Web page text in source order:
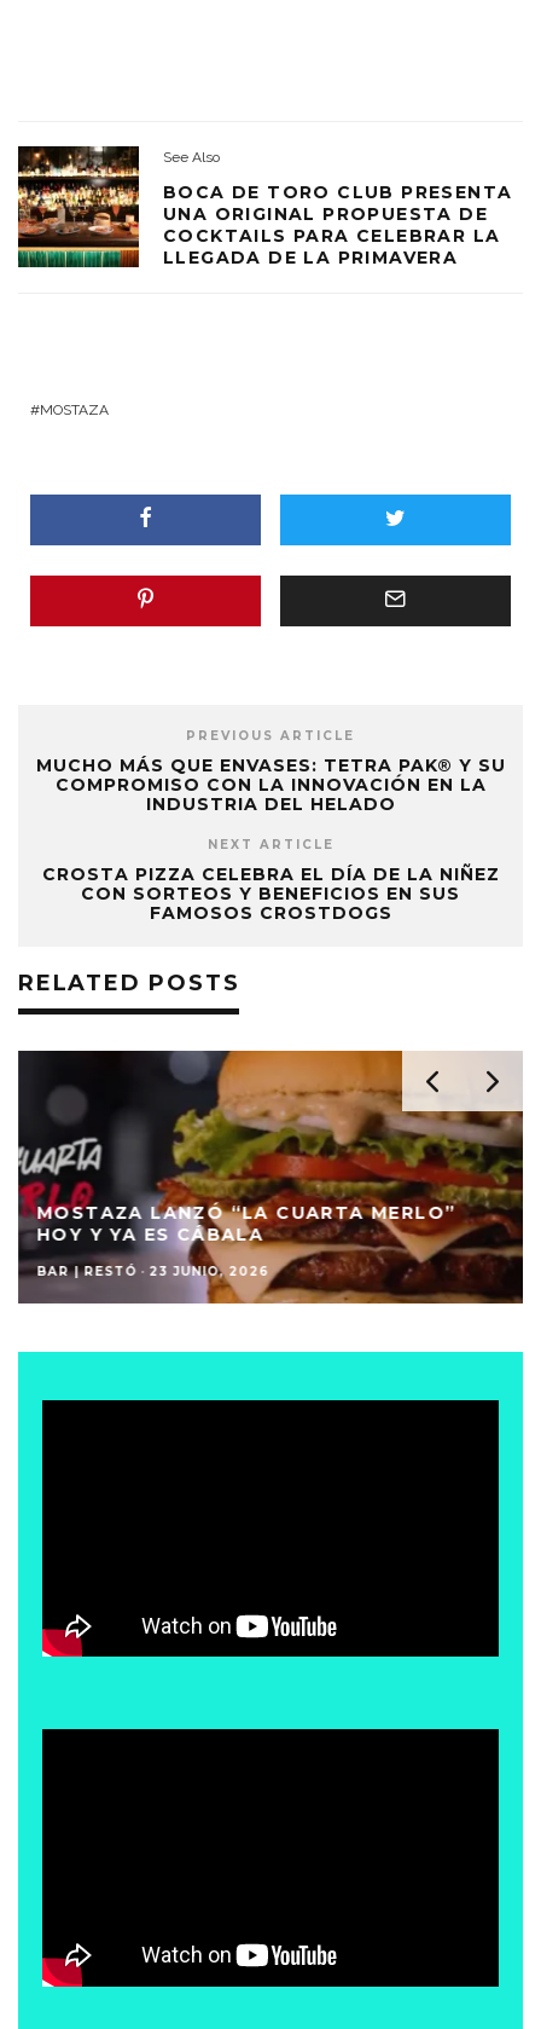
See Also
BOCA DE TORO CLUB PRESENTA
UNA ORIGINAL PROPUESTA DE
COCKTAILS PARA CELEBRAR LA
LLEGADA DE LA PRIMAVERA
MOSTAZA
PREVIOUS ARTICLE
MUCHO MÁS QUE ENVASES: TETRA PAK® Y SU
COMPROMISO CON LA INNOVACIÓN EN LA
INDUSTRIA DEL HELADO
NEXT ARTICLE
CROSTA PIZZA CELEBRA EL DÍA DE LA NIÑEZ
CON SORTEOS Y BENEFICIOS EN SUS
FAMOSOS CROSTDOGS
RELATED POSTS
MOSTAZA LANZÓ “LA CUARTA MERLO”
HOY Y YA ES CÁBALA
BAR | RESTÓ · 23 JUNIO, 2026